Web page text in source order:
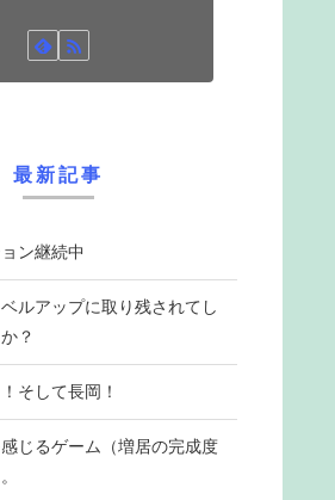
最新記事
ン継続中
ルアップに取り残されてし
？
そして長岡！
じるゲーム（増居の完成度